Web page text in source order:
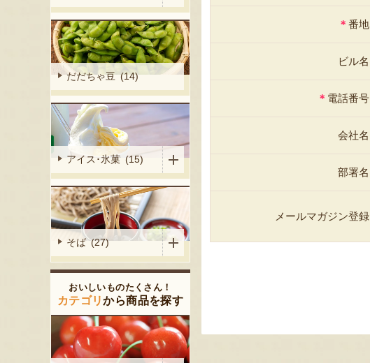
＊ 番地
ビル名
＊ 電話番号
会社名
部署名
メールマガジン登録
だだちゃ豆 (14)
アイス･氷菓 (15)
そば (27)
おいしいものたくさん！
カテゴリから商品を探す